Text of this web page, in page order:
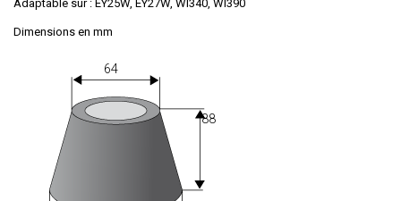
Adaptable sur: EY25W, EY27W, WI340, WI390
Dimensions en mm
64
88